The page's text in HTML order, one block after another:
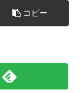
コピー